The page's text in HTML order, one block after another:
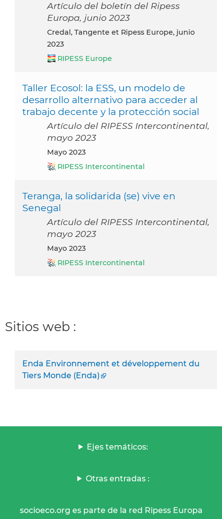
Artículo del boletín del Ripess
Europa, junio 2023
Credal, Tangente et Ripess Europe, junio
2023
RIPESS Europe
Taller Ecosol: la ESS, un modelo de
desarrollo alternativo para acceder al
trabajo decente y la protección social
Artículo del RIPESS Intercontinental,
mayo 2023
mayo 2023
RIPESS Intercontinental
Teranga, la solidarida (se) vive en
Senegal
Artículo del RIPESS Intercontinental,
mayo 2023
mayo 2023
RIPESS Intercontinental
Sitios web :
Enda Environnement et développement du
Tiers Monde (Enda)
Ejes temáticos:
Otras entradas :
socioeco.org es parte de la red Ripess Europa